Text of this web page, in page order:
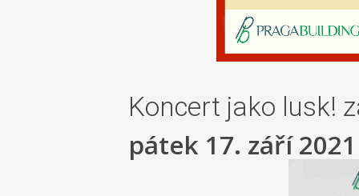
Koncert jako lusk!
pátek 17. září 2021